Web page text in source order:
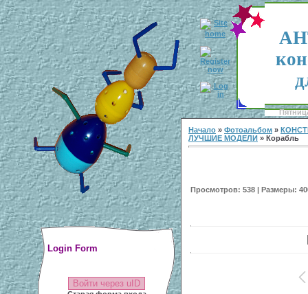
Login Form
Войти через uID
Начало » Фотоальбом »
ЛУЧШИЕ МОДЕЛИ » Корабль
Просмотров: 538 | Размеры: